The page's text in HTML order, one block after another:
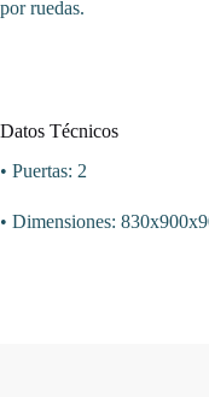
por ruedas.
Datos Técnicos
• Puertas: 2
• Dimensiones: